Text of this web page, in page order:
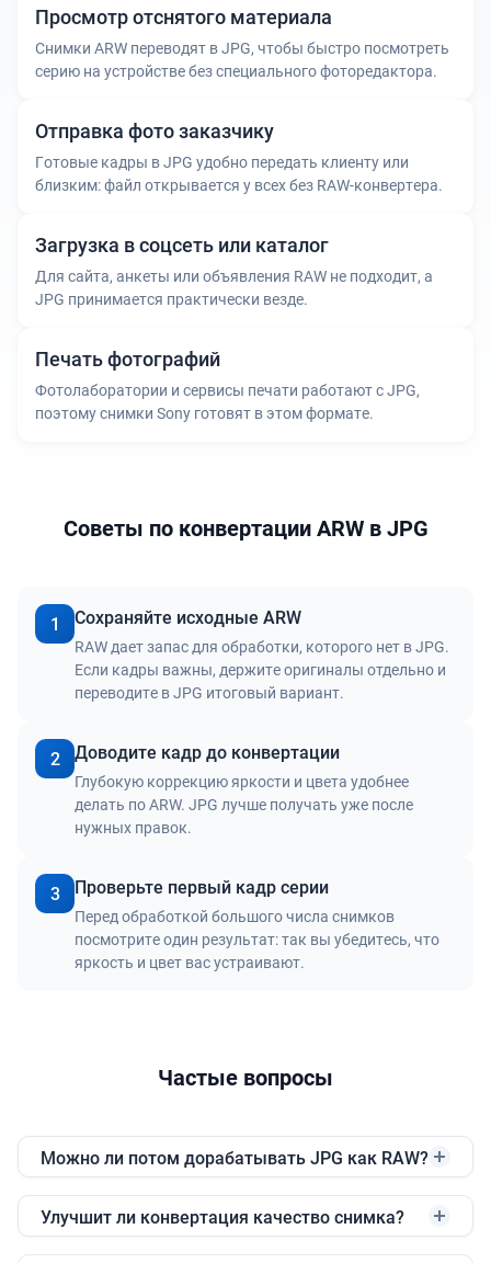
Просмотр отснятого материала
Снимки ARW переводят в JPG, чтобы быстро посмотреть
серию на устройстве без специального фоторедактора.
Отправка фото заказчику
Готовые кадры в JPG удобно передать клиенту или
близким: файл открывается у всех без RAW-конвертера.
Загрузка в соцсеть или каталог
Для сайта, анкеты или объявления RAW не подходит, а
JPG принимается практически везде.
Печать фотографий
Фотолаборатории и сервисы печати работают с JPG,
поэтому снимки Sony готовят в этом формате.
Советы по конвертации ARW в JPG
1 Сохраняйте исходные ARW
RAW дает запас для обработки, которого нет в JPG.
Если кадры важны, держите оригиналы отдельно и
переводите в JPG итоговый вариант.
2 Доводите кадр до конвертации
Глубокую коррекцию яркости и цвета удобнее
делать по ARW. JPG лучше получать уже после
нужных правок.
3 Проверьте первый кадр серии
Перед обработкой большого числа снимков
посмотрите один результат: так вы убедитесь, что
яркость и цвет вас устраивают.
Частые вопросы
Можно ли потом дорабатывать JPG как RAW?
Улучшит ли конвертация качество снимка?